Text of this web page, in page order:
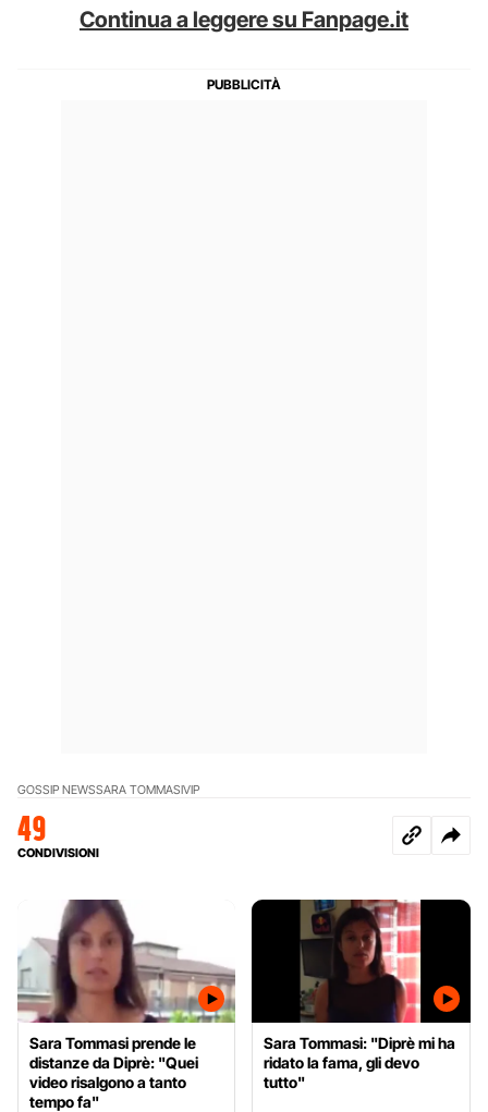
Continua a leggere su Fanpage.it
GOSSIP NEWSSARA TOMMASIVIP
49
CONDIVISIONI
Sara Tommasi prende le
distanze da Diprè: "Quei
video risalgono a tanto
tempo fa"
Sara Tommasi: "Diprè mi ha
ridato la fama, gli devo
tutto"